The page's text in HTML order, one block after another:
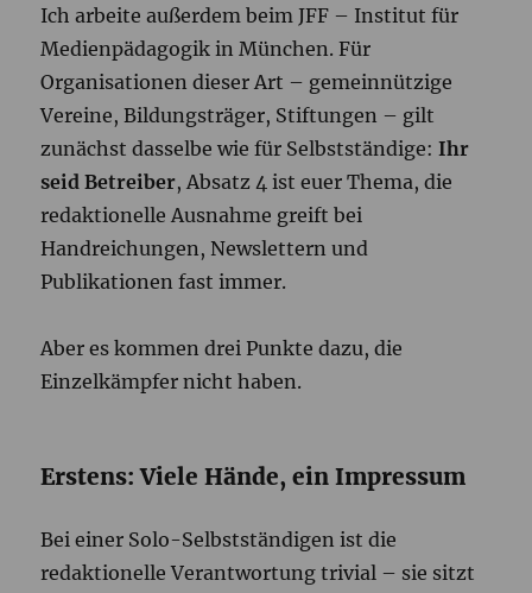
Ich arbeite außerdem beim JFF – Institut für
Medienpädagogik in München. Für
Organisationen dieser Art – gemeinnützige
Vereine, Bildungsträger, Stiftungen – gilt
zunächst dasselbe wie für Selbstständige:Ihr
seid Betreiber, Absatz 4 ist euer Thema, die
redaktionelle Ausnahme greift bei
Handreichungen, Newslettern und
Publikationen fast immer.
Aber es kommen drei Punkte dazu, die
Einzelkämpfer nicht haben.
Erstens: Viele Hände, ein Impressum
Bei einer Solo-Selbstständigen ist die
redaktionelle Verantwortung trivial – sie sitzt